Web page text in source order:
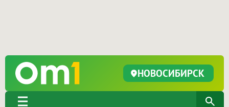
НОВОСИБИРСК